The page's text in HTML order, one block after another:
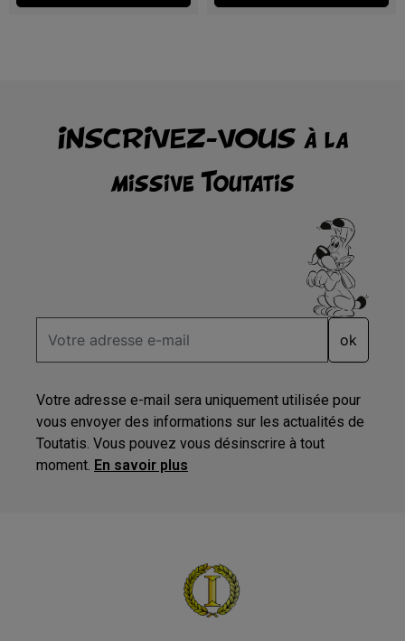
INSCRIVEZ-VOUS à la
missive Toutatis
ok
Votre adresse e-mail sera uniquement utilisée pour
vous envoyer des informations sur les actualités de
Toutatis. Vous pouvez vous désinscrire à tout
moment. En savoir plus
accepté lerèglement du jeu